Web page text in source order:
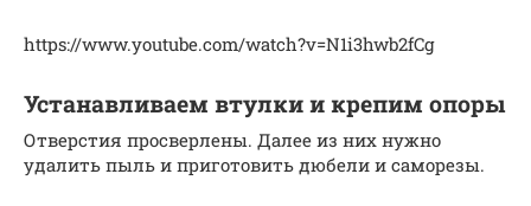
https://www.youtube.com/watch?v=N1i3hwb2fCg
Устанавливаем втулки и крепим опоры
Отверстия просверлены. Далее из них нужно
удалить пыль и приготовить дюбели и саморезы.